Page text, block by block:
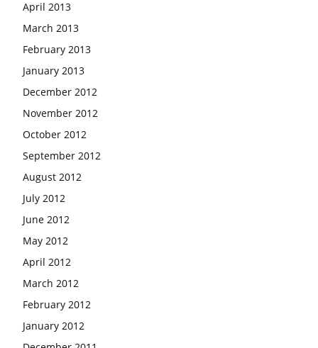
April 2013
March 2013
February 2013
January 2013
December 2012
November 2012
October 2012
September 2012
August 2012
July 2012
June 2012
May 2012
April 2012
March 2012
February 2012
January 2012